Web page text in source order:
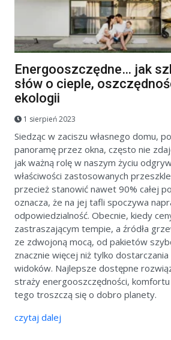
Energooszczędne… jak
słów o cieple,
ekologii
1 sierpień 2023
Siedząc w zaciszu własnego domu,
panoramę przez okna, często nie
jak ważną rolę w naszym życiu
właściwości zastosowanych
przecież stanowić nawet 90% całej
oznacza, że na jej tafli spoczywa
odpowiedzialność. Obecnie, kiedy
zastraszającym tempie, a źródła
ze zdwojoną mocą, od pakietów
znacznie więcej niż tylko dostarczania
widoków. Najlepsze dostępne
straży energooszczędności,
tego troszczą się o dobro planety.
czytaj dalej